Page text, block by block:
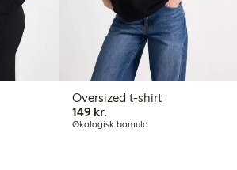
Oversized t-shirt
149 kr.
Økologisk bomuld